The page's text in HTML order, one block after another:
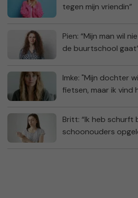
tegen mijn vriendin”
Pien: “Mijn man wil
de buurtschool
Imke: "Mijn dochter
fietsen, maar ik vind
Britt: “Ik heb schurft
schoonouders